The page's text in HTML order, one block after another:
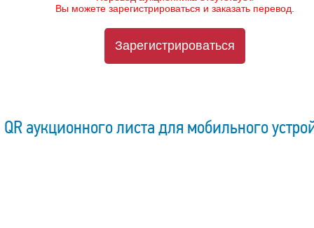
Вы можете зарегистрироваться и заказать перевод.
Зарегистрироваться
QR аукционного листа для мобильного